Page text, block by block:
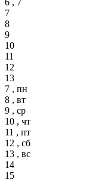
7
8
9
10
11
12
13
7 , пн
8 , вт
9 , ср
10 , чт
11 , пт
12 , сб
13 , вс
14
15